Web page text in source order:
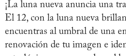
¡La luna nueva anuncia una
El 12, con la luna nueva
encuentras al umbral de una
renovación de tu imagen e